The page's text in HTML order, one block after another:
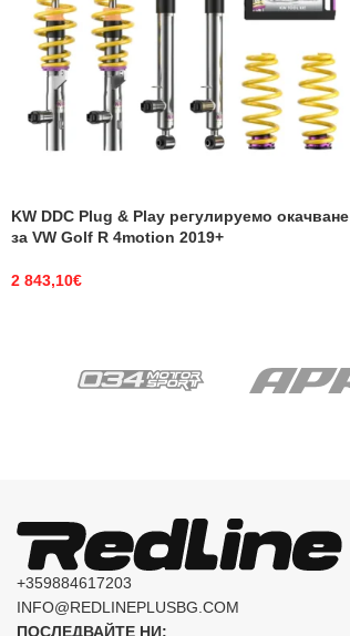
KW DDC Plug & Play регулируемо окачване
за VW Golf R 4motion 2019+
2 843,10€
+359884617203
INFO@REDLINEPLUSBG.COM
ПОСЛЕДВАЙТЕ НИ: